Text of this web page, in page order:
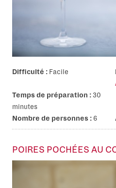
Difficulté : Facile
Temps de préparation : 30
minutes
Nombre de personnes : 6
POIRES POCHÉES AU